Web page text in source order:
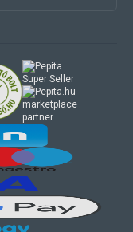
marketplace
partner